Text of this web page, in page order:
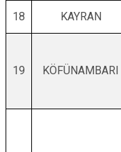
18
KAYRAN
19 KÖFÜNAMBARI